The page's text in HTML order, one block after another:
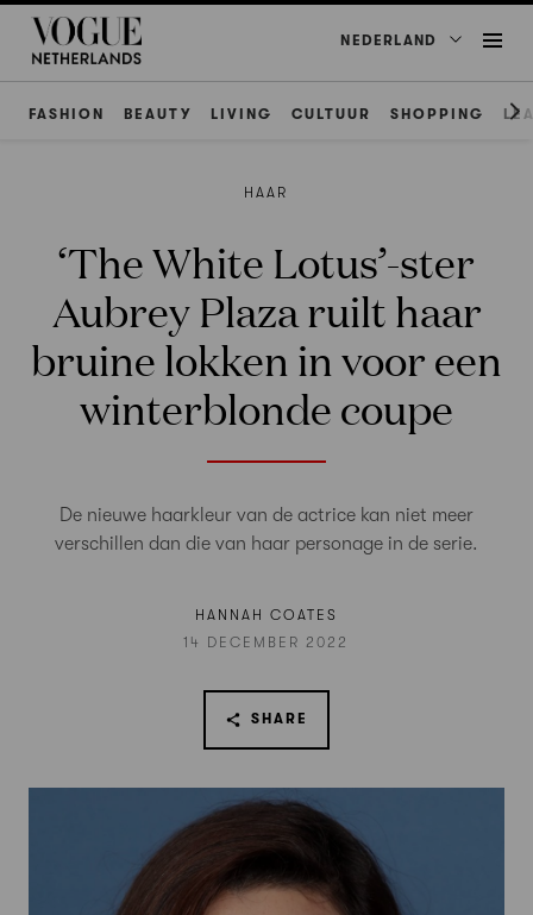
NEDERLAND
FASHION BEAUTY LIVING CULTUUR SHOPPING
HAAR
‘The White Lotus’-ster
Aubrey Plaza ruilt haar
bruine lokken in voor een
winterblonde coupe
De nieuwe haarkleur van de actrice kan niet meer
verschillen dan die van haar personage in de serie.
HANNAH COATES
14 DECEMBER 2022
SHARE